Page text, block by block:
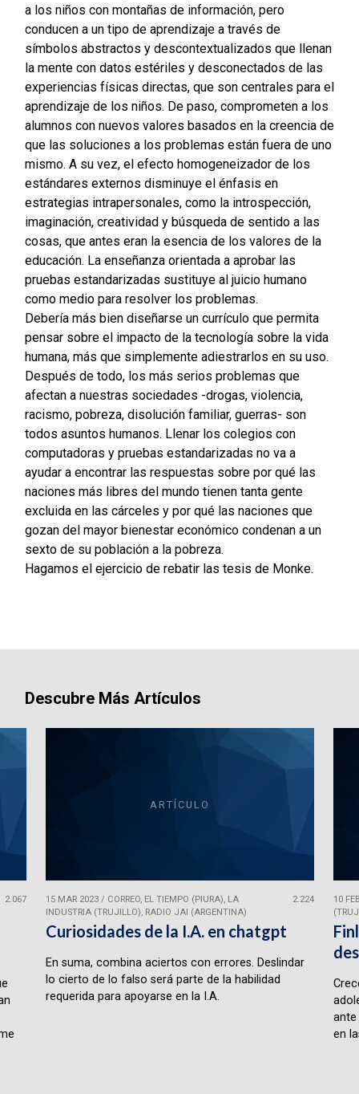
a los niños con montañas de información, pero
conducen a un tipo de aprendizaje a través de
símbolos abstractos y descontextualizados que llenan
la mente con datos estériles y desconectados de las
experiencias físicas directas, que son centrales para el
aprendizaje de los niños. De paso, comprometen a los
alumnos con nuevos valores basados en la creencia de
que las soluciones a los problemas están fuera de uno
mismo. A su vez, el efecto homogeneizador de los
estándares externos disminuye el énfasis en
estrategias intrapersonales, como la introspección,
imaginación, creatividad y búsqueda de sentido a las
cosas, que antes eran la esencia de los valores de la
educación. La enseñanza orientada a aprobar las
pruebas estandarizadas sustituye al juicio humano
como medio para resolver los problemas.
Debería más bien diseñarse un currículo que permita
pensar sobre el impacto de la tecnología sobre la vida
humana, más que simplemente adiestrarlos en su uso.
Después de todo, los más serios problemas que
afectan a nuestras sociedades -drogas, violencia,
racismo, pobreza, disolución familiar, guerras- son
todos asuntos humanos. Llenar los colegios con
computadoras y pruebas estandarizadas no va a
ayudar a encontrar las respuestas sobre por qué las
naciones más libres del mundo tienen tanta gente
excluida en las cárceles y por qué las naciones que
gozan del mayor bienestar económico condenan a un
sexto de su población a la pobreza.
Hagamos el ejercicio de rebatir las tesis de Monke.
Descubre Más Artículos
2.067
ARTÍCULO
15 MAR 2023/ CORREO, EL TIEMPO (PIURA), LA
INDUSTRIA (TRUJILLO), RADIO JAI (ARGENTINA)
2.224
Curiosidades de la I.A. en chatgpt
En suma, combina aciertos con errores. Deslindar
lo cierto de lo falso será parte de la habilidad
requerida para apoyarse en la I.A.
10
en